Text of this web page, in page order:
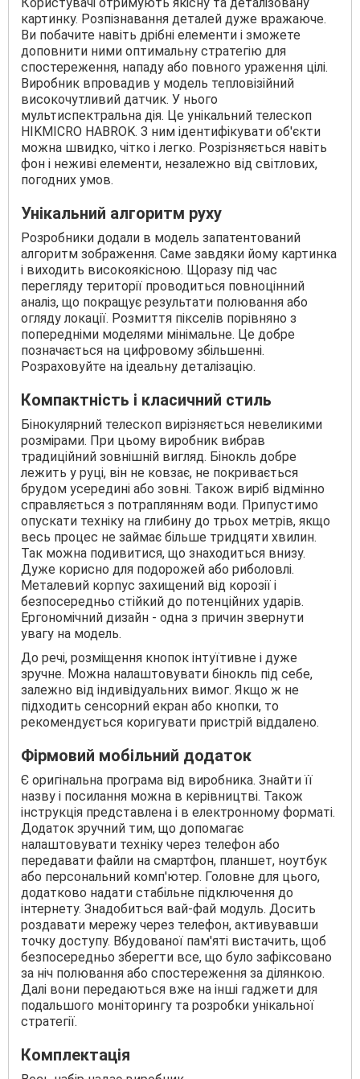
картинку. Розпізнавання деталей дуже вражаюче.
Ви побачите навіть дрібні елементи і зможете
доповнити ними оптимальну стратегію для
спостереження, нападу або повного ураження цілі.
Виробник впровадив у модель тепловізійний
високочутливий датчик. У нього
мультиспектральна дія. Це унікальний телескоп
HIKMICRO HABROK. З ним ідентифікувати об'єкти
можна швидко, чітко і легко. Розрізняється навіть
фон і неживі елементи, незалежно від світлових,
погодних умов.
Унікальний алгоритм руху
Розробники додали в модель запатентований
алгоритм зображення. Саме завдяки йому картинка
і виходить високоякісною. Щоразу під час
перегляду території проводиться повноцінний
аналіз, що покращує результати полювання або
огляду локації. Розмиття пікселів порівняно з
попередніми моделями мінімальне. Це добре
позначається на цифровому збільшенні.
Розраховуйте на ідеальну деталізацію.
Компактність і класичний стиль
Бінокулярний телескоп вирізняється невеликими
розмірами. При цьому виробник вибрав
традиційний зовнішній вигляд. Бінокль добре
лежить у руці, він не ковзає, не покривається
брудом усередині або зовні. Також виріб відмінно
справляється з потраплянням води. Припустимо
опускати техніку на глибину до трьох метрів, якщо
весь процес не займає більше тридцяти хвилин.
Так можна подивитися, що знаходиться внизу.
Дуже корисно для подорожей або риболовлі.
Металевий корпус захищений від корозії і
безпосередньо стійкий до потенційних ударів.
Ергономічний дизайн - одна з причин звернути
увагу на модель.
До речі, розміщення кнопок інтуїтивне і дуже
зручне. Можна налаштовувати бінокль під себе,
залежно від індивідуальних вимог. Якщо ж не
підходить сенсорний екран або кнопки, то
рекомендується коригувати пристрій віддалено.
Фірмовий мобільний додаток
Є оригінальна програма від виробника. Знайти її
назву і посилання можна в керівництві. Також
інструкція представлена і в електронному форматі.
Додаток зручний тим, що допомагає
налаштовувати техніку через телефон або
передавати файли на смартфон, планшет, ноутбук
або персональний комп'ютер. Головне для цього,
додатково надати стабільне підключення до
інтернету. Знадобиться вай-фай модуль. Досить
роздавати мережу через телефон, активувавши
точку доступу. Вбудованої пам'яті вистачить, щоб
безпосередньо зберегти все, що було зафіксовано
за ніч полювання або спостереження за ділянкою.
Далі вони передаються вже на інші гаджети для
подальшого моніторингу та розробки унікальної
стратегії.
Комплектація